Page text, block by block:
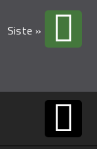
Siste »